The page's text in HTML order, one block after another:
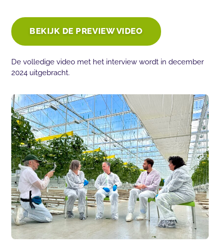
BEKIJK DE PREVIEW VIDEO
De volledige video met het interview wordt in december
2024 uitgebracht.